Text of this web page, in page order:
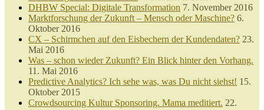
DHBW Special: Digitale Transformation 7. November 2016
Marktforschung der Zukunft – Mensch oder Maschine? 6.
Oktober 2016
CX – Schirmchen auf den Eisbechern der Kundendaten? 23.
Mai 2016
Was – schon wieder Zukunft? Ein Blick hinter den Vorhang.
11. Mai 2016
Predictive Analytics? Ich sehe was, was Du nicht siehst! 15.
Oktober 2015
Crowdsourcing Kultur Sponsoring. Mama meditiert. 22.